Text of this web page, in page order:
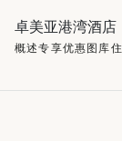
卓美亚港湾酒店
概述专享优惠图库